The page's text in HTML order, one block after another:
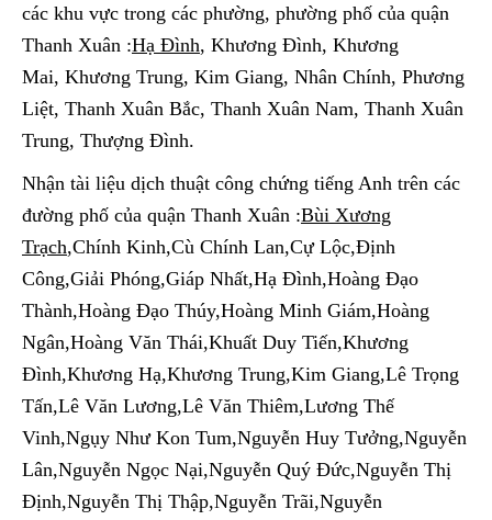
các khu vực trong các phường, phường phố của quận
Thanh Xuân :Hạ Đình, Khương Đình, Khương
Mai, Khương Trung, Kim Giang, Nhân Chính, Phương
Liệt, Thanh Xuân Bắc, Thanh Xuân Nam, Thanh Xuân
Trung, Thượng Đình.
Nhận tài liệu dịch thuật công chứng tiếng Anh trên các
đường phố của quận Thanh Xuân :Bùi Xương
Trạch,Chính Kinh,Cù Chính Lan,Cự Lộc,Định
Công,Giải Phóng,Giáp Nhất,Hạ Đình,Hoàng Đạo
Thành,Hoàng Đạo Thúy,Hoàng Minh Giám,Hoàng
Ngân,Hoàng Văn Thái,Khuất Duy Tiến,Khương
Đình,Khương Hạ,Khương Trung,Kim Giang,Lê Trọng
Tấn,Lê Văn Lương,Lê Văn Thiêm,Lương Thế
Vinh,Ngụy Như Kon Tum,Nguyễn Huy Tưởng,Nguyễn
Lân,Nguyễn Ngọc Nại,Nguyễn Quý Đức,Nguyễn Thị
Định,Nguyễn Thị Thập,Nguyễn Trãi,Nguyễn